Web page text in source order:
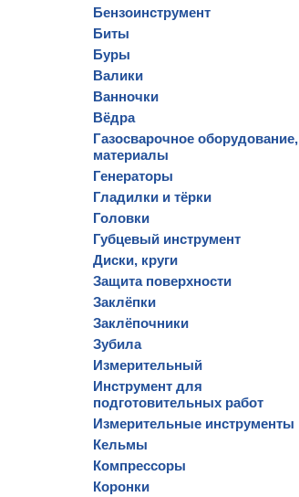
Бензоинструмент
Биты
Буры
Валики
Ванночки
Вёдра
Газосварочное оборудование,
материалы
Генераторы
Гладилки и тёрки
Головки
Губцевый инструмент
Диски, круги
Защита поверхности
Заклёпки
Заклёпочники
Зубила
Измерительный
Инструмент для
подготовительных работ
Измерительные инструменты
Кельмы
Компрессоры
Коронки